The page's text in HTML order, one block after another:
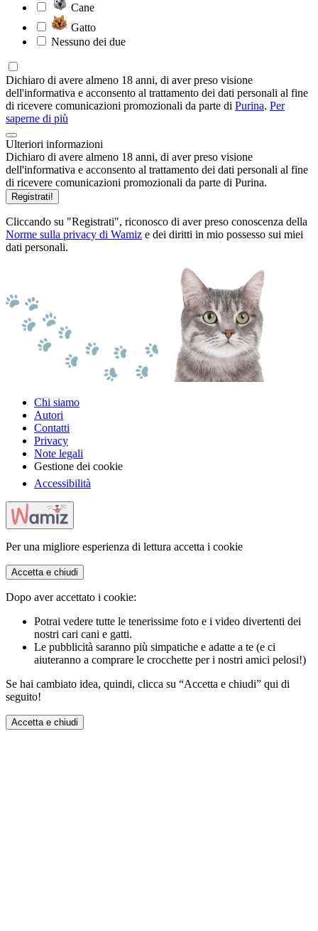
Cane
Gatto
Nessuno dei due
Dichiaro di avere almeno 18 anni, di aver preso visione
dell'informativa e acconsento al trattamento dei dati personali al fine
di ricevere comunicazioni promozionali da parte di Purina. Per
saperne di più
Ulteriori informazioni
Dichiaro di avere almeno 18 anni, di aver preso visione
dell'informativa e acconsento al trattamento dei dati personali al fine
di ricevere comunicazioni promozionali da parte di Purina.
Registrati!
Cliccando su "Registrati", riconosco di aver preso conoscenza della
Norme sulla privacy di Wamiz e dei diritti in mio possesso sui miei
dati personali.
Chi siamo
Autori
Contatti
Privacy
Note legali
Gestione dei cookie
Accessibilità
Per una migliore esperienza di lettura accetta i cookie
Accetta e chiudi
Dopo aver accettato i cookie:
Potrai vedere tutte le tenerissime foto e i video divertenti dei
nostri cari cani e gatti.
Le pubblicità saranno più simpatiche e adatte a te (e ci
aiuteranno a comprare le crocchette per i nostri amici pelosi!)
Se hai cambiato idea, quindi, clicca su “Accetta e chiudi” qui di
seguito!
Accetta e chiudi